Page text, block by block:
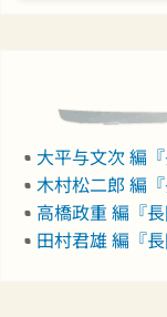
大平与文次 編
木村松二郎 編
高橋政重 編『
田村君雄 編『